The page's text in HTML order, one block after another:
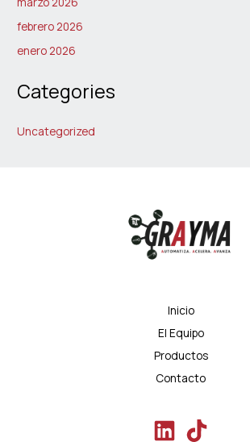
febrero 2026
enero 2026
Categories
Uncategorized
Inicio
El Equipo
Productos
Contacto